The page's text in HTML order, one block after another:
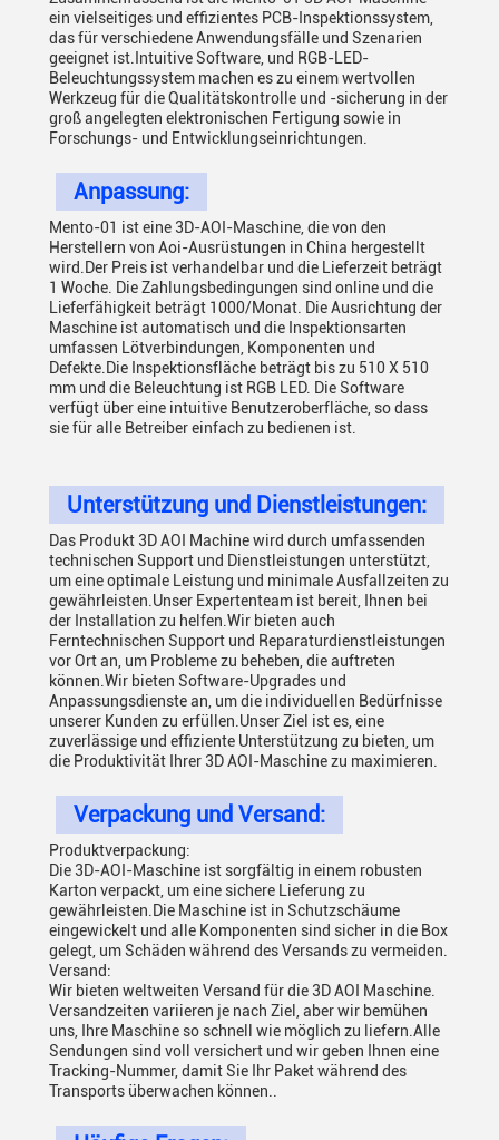
ein vielseitiges und effizientes PCB-Inspektionssystem,
das für verschiedene Anwendungsfälle und Szenarien
geeignet ist.Intuitive Software, und RGB-LED-
Beleuchtungssystem machen es zu einem wertvollen
Werkzeug für die Qualitätskontrolle und -sicherung in der
groß angelegten elektronischen Fertigung sowie in
Forschungs- und Entwicklungseinrichtungen.
Anpassung:
Mento-01 ist eine 3D-AOI-Maschine, die von den
Herstellern von Aoi-Ausrüstungen in China hergestellt
wird.Der Preis ist verhandelbar und die Lieferzeit beträgt
1 Woche. Die Zahlungsbedingungen sind online und die
Lieferfähigkeit beträgt 1000/Monat. Die Ausrichtung der
Maschine ist automatisch und die Inspektionsarten
umfassen Lötverbindungen, Komponenten und
Defekte.Die Inspektionsfläche beträgt bis zu 510 X 510
mm und die Beleuchtung ist RGB LED. Die Software
verfügt über eine intuitive Benutzeroberfläche, so dass
sie für alle Betreiber einfach zu bedienen ist.
Unterstützung und Dienstleistungen:
Das Produkt 3D AOI Machine wird durch umfassenden
technischen Support und Dienstleistungen unterstützt,
um eine optimale Leistung und minimale Ausfallzeiten zu
gewährleisten.Unser Expertenteam ist bereit, Ihnen bei
der Installation zu helfen.Wir bieten auch
Ferntechnischen Support und Reparaturdienstleistungen
vor Ort an, um Probleme zu beheben, die auftreten
können.Wir bieten Software-Upgrades und
Anpassungsdienste an, um die individuellen Bedürfnisse
unserer Kunden zu erfüllen.Unser Ziel ist es, eine
zuverlässige und effiziente Unterstützung zu bieten, um
die Produktivität Ihrer 3D AOI-Maschine zu maximieren.
Verpackung und Versand:
Produktverpackung:
Die 3D-AOI-Maschine ist sorgfältig in einem robusten
Karton verpackt, um eine sichere Lieferung zu
gewährleisten.Die Maschine ist in Schutzschäume
eingewickelt und alle Komponenten sind sicher in die Box
gelegt, um Schäden während des Versands zu vermeiden.
Versand:
Wir bieten weltweiten Versand für die 3D AOI Maschine.
Versandzeiten variieren je nach Ziel, aber wir bemühen
uns, Ihre Maschine so schnell wie möglich zu liefern.Alle
Sendungen sind voll versichert und wir geben Ihnen eine
Tracking-Nummer, damit Sie Ihr Paket während des
Transports überwachen können..